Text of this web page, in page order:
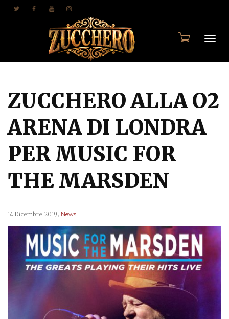
ZUCCHERO ALLA O2
ARENA DI LONDRA
PER MUSIC FOR
THE MARSDEN
14 Dicembre 2019, News